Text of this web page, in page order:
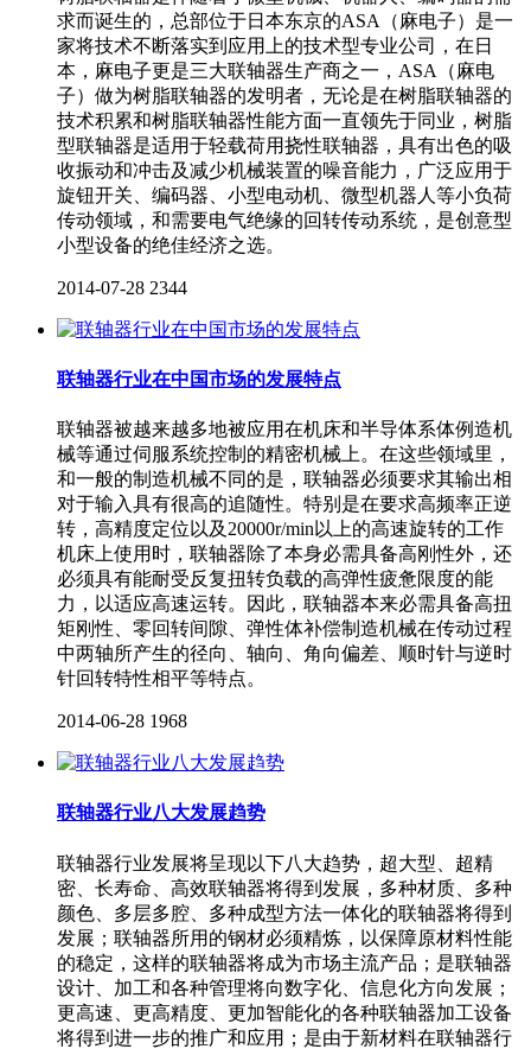
求而诞生的，总部位于日本东京的ASA（麻电子）是一
家将技术不断落实到应用上的技术型专业公司，在日
本，麻电子更是三大联轴器生产商之一，ASA（麻电
子）做为树脂联轴器的发明者，无论是在树脂联轴器的
技术积累和树脂联轴器性能方面一直领先于同业，树脂
型联轴器是适用于轻载荷用挠性联轴器，具有出色的吸
收振动和冲击及减少机械装置的噪音能力，广泛应用于
旋钮开关、编码器、小型电动机、微型机器人等小负荷
传动领域，和需要电气绝缘的回转传动系统，是创意型
小型设备的绝佳经济之选。
2014-07-28 2344
联轴器行业在中国市场的发展特点
联轴器被越来越多地被应用在机床和半导体系体例造机
械等通过伺服系统控制的精密机械上。在这些领域里，
和一般的制造机械不同的是，联轴器必须要求其输出相
对于输入具有很高的追随性。特别是在要求高频率正逆
转，高精度定位以及20000r/min以上的高速旋转的工作
机床上使用时，联轴器除了本身必需具备高刚性外，还
必须具有能耐受反复扭转负载的高弹性疲惫限度的能
力，以适应高速运转。因此，联轴器本来必需具备高扭
矩刚性、零回转间隙、弹性体补偿制造机械在传动过程
中两轴所产生的径向、轴向、角向偏差、顺时针与逆时
针回转特性相平等特点。
2014-06-28 1968
联轴器行业八大发展趋势
联轴器行业发展将呈现以下八大趋势，超大型、超精
密、长寿命、高效联轴器将得到发展，多种材质、多种
颜色、多层多腔、多种成型方法一体化的联轴器将得到
发展；联轴器所用的钢材必须精炼，以保障原材料性能
的稳定，这样的联轴器将成为市场主流产品；是联轴器
设计、加工和各种管理将向数字化、信息化方向发展；
更高速、更高精度、更加智能化的各种联轴器加工设备
将得到进一步的推广和应用；是由于新材料在联轴器行